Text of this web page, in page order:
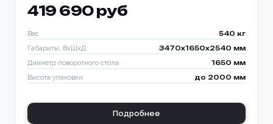
419 690 руб
Вес 540 кг
Габариты, ВхШхД 3470х1650х2540 мм
Диаметр поворотного стола 1650 мм
Высота упаковки до 2000 мм
Подробнее